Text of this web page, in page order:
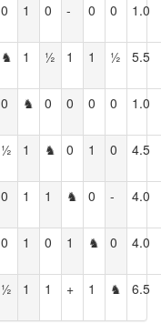
0 1 0 - 0 0 1.0
♞ 1 ½ 1 1 ½ 5.5
0 ♞ 0 0 0 0 1.0
½ 1 ♞ 0 1 0 4.5
0 1 1 ♞ 0 - 4.0
0 1 0 1 ♞ 0 4.0
½ 1 1 + 1 ♞ 6.5